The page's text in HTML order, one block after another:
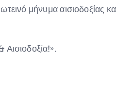
μήνυμα αισιοδοξίας
Αισιοδοξία!».